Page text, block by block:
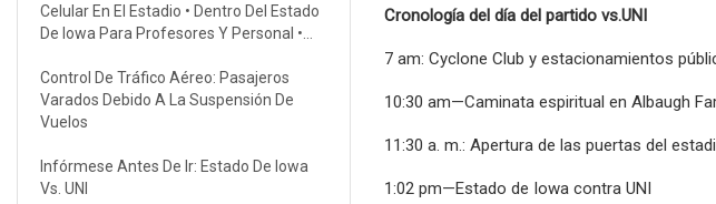
Celular En El Estadio • Dentro Del Estado
De Iowa Para Profesores Y Personal •
Control De Tráfico Aéreo: Pasajeros
Varados Debido A La Suspensión De
Vuelos
Infórmese Antes De Ir: Estado De Iowa
Vs. UNI
Cronología del día del partido vs.UNI
7 am: Cyclone Club y estacionamientos
10:30 am—Caminata espiritual en Albaugh
11:30 a. m.: Apertura de las puertas del
1:02 pm—Estado de Iowa contra UNI